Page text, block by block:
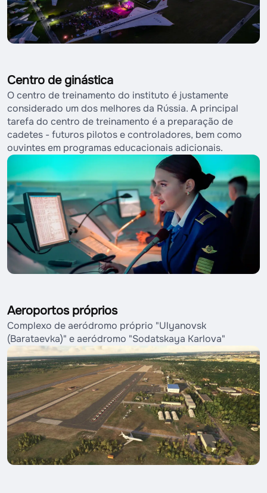
Centro de ginástica
O centro de treinamento do instituto é justamente
considerado um dos melhores da Rússia. A principal
tarefa do centro de treinamento é a preparação de
cadetes - futuros pilotos e controladores, bem como
ouvintes em programas educacionais adicionais.
Aeroportos próprios
Complexo de aeródromo próprio "Ulyanovsk
(Barataevka)" e aeródromo "Sodatskaya Karlova"